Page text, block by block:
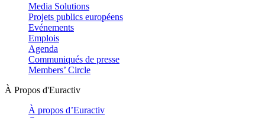
Media Solutions
Projets publics européens
Evénements
Emplois
Agenda
Communiqués de presse
Members’ Circle
À Propos d'Euractiv
À propos d’Euractiv